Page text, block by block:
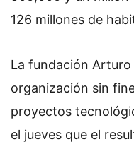
126 millones de
La fundación
organización sin
proyectos
el jueves que el